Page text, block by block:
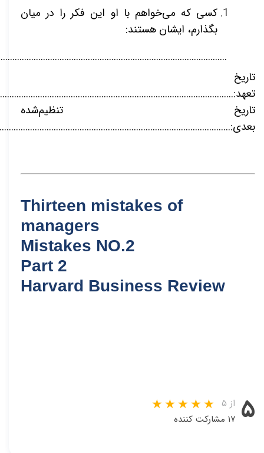
کسی که می‌خواهم با او این فکر را در میان
بگذارم، ایشان هستند:
تاریخ
تاریخ تنظیم‌شده
Thirteen mistakes of
managers
Mistakes NO.2
Part 2
Harvard Business Review
۵ از ۵
۱۷ مشارکت کننده